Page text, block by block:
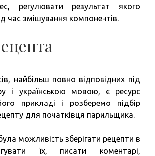
регулювати результат якого
час змішування компонентів.
найбільш повно відповідних під
і українською мовою, є ресурс
прикладі і розберемо підбір
для початківця парильщика.
можливість зберігати рецепти в
їх, писати коментарі,